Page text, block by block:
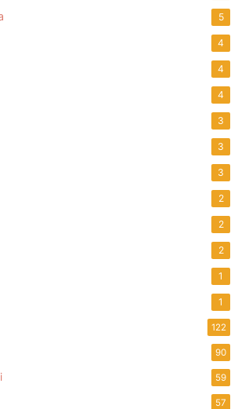
5
4
4
4
3
3
3
2
2
2
1
1
122
90
59
57